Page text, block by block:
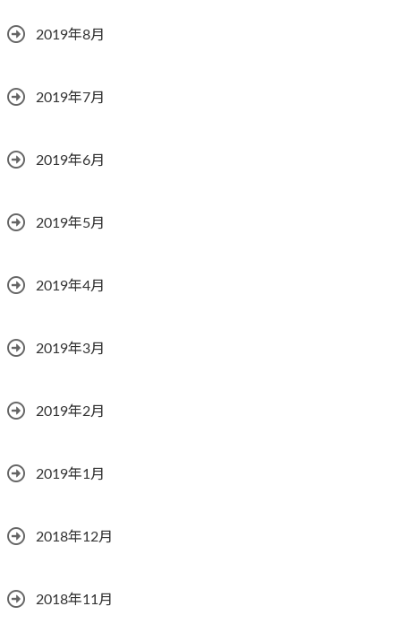
2019年8月
2019年7月
2019年6月
2019年5月
2019年4月
2019年3月
2019年2月
2019年1月
2018年12月
2018年11月